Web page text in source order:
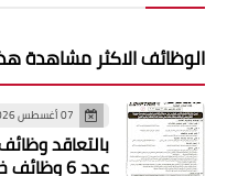
الوظائف الاكثر مشاهدة
07 أغسطس 2026
بالتعاقد
عدد 6 وظائف خالية